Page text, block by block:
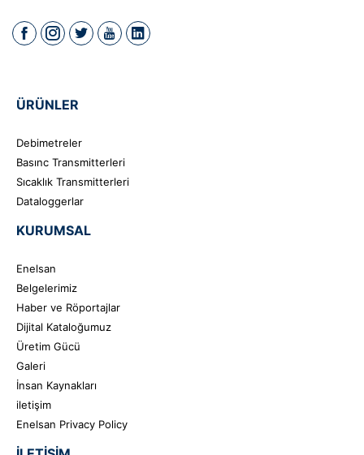
ÜRÜNLER
Debimetreler
Basınc Transmitterleri
Sıcaklık Transmitterleri
Dataloggerlar
KURUMSAL
Enelsan
Belgelerimiz
Haber ve Röportajlar
Dijital Kataloğumuz
Üretim Gücü
Galeri
İnsan Kaynakları
iletişim
Enelsan Privacy Policy